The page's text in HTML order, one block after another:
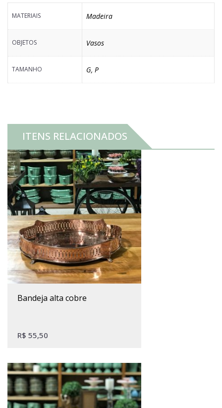
MATERIAIS Madeira
OBJETOS Vasos
TAMANHO G, P
ITENS RELACIONADOS
bandeja alta cobre
R$ 55,50